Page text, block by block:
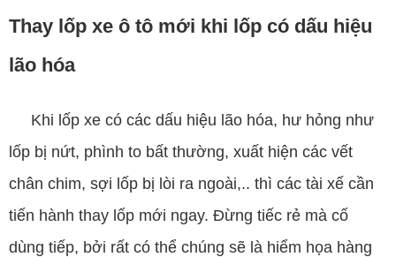
Thay lốp xe ô tô mới khi lốp có dấu hiệu
lão hóa
Khi lốp xe có các dấu hiệu lão hóa, hư hỏng như
lốp bị nứt, phình to bất thường, xuất hiện các vết
chân chim, sợi lốp bị lòi ra ngoài,.. thì các tài xế cần
tiến hành thay lốp mới ngay. Đừng tiếc rẻ mà cố
dùng tiếp, bởi rất có thể chúng sẽ là hiểm họa hàng